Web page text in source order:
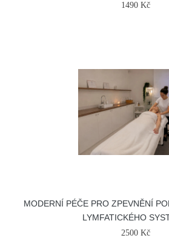
1490 Kč
MODERNÍ PÉČE PRO ZPEVNĚNÍ
LYMFATICKÉHO
2500 Kč